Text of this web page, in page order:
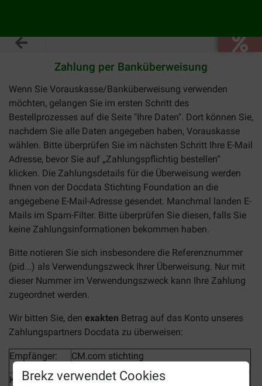
Brekz verwendet Cookies
Zahlung per Banküberweisung
Wenn Sie Vorauskasse/Banküberweisung verwenden
möchten, gelangen Sie im ersten Schritt des
Bestellprozesses auf die Seite "Ihre Daten". Dort können Sie,
nachdem Sie alle Daten angegeben haben, Vorauskasse
wählen. Bitte überprüfen Sie im nächsten Schritt Ihre E-Mail
Adresse, bevor Sie auf „Zahlungspflichtig bestellen“
klicken. Die Zahlungsdetails für die Überweisung werden
Ihnen von der Docdata Stichting Foundation an die
angegebene E-Mail-Adresse gesendet. Manchmal landen E-
Mails im Spam-Filter. Bitte überprüfen Sie diesen, falls Sie
keine Zahlungsinformationen bekommen haben.
Bitte notieren Sie sich insbesondere die Referenznummer
(pid...) als Verwendungszweck Ihrer Überweisung. Nur mit
dieser Nummer im Verwendungszweck kann Ihre Zahlung
zugeordnet werden.
Wir bitten Sie, den exakten Betrag auf das Konto unseres
Zahlungspartners Docdata zu überweisen:
Empfänger: CM.com stichting
Kontonummer: